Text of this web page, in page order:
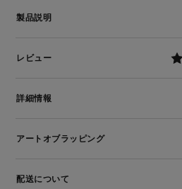
製品説明
レビュー
詳細情報
アートオブラッピング
配送について